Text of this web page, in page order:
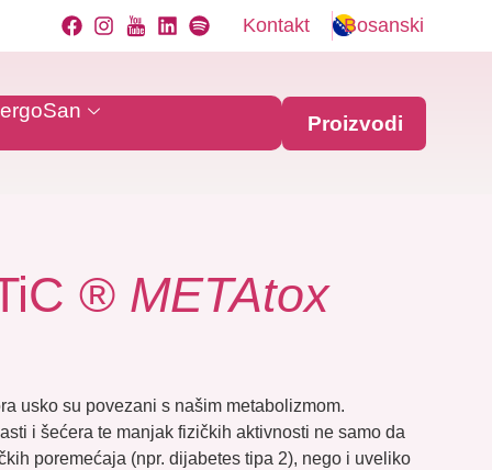
Kontakt Bosanski
Proizvodi
® METAtox
usko su povezani s našim metabolizmom.
i šećera te manjak fizičkih aktivnosti ne samo da
poremećaja (npr. dijabetes tipa 2), nego i uveliko